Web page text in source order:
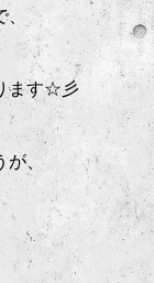
ます☆彡
が、